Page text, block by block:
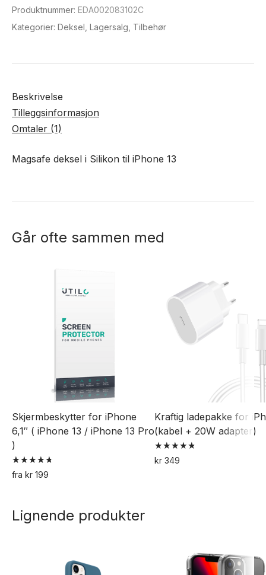
iPhone
13
Produktnummer: EDA002083102C
Kategorier: Deksel Lagersalg Tilbehør
Beskrivelse
Tilleggsinformasjon
Omtaler (1)
Magsafe deksel i Silikon til iPhone 13
Går ofte sammen med
Skjermbeskytter for iPhone
6,1″ ( iPhone 13 / iPhone 13 Pro
)
Vurdert
4.76
fra kr 199
har
Alternativene
Kraftig ladepakke for
(kabel + 20W adapter)
Vurdert
4.82
kr349
Lignende produkter